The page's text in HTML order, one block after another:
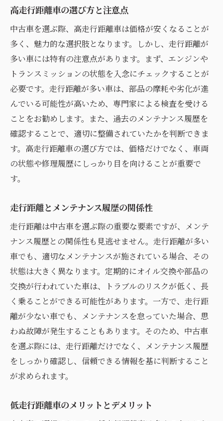
高走行距離車の選び方と注意点
中古車を選ぶ際、高走行距離車は価格が安くなることが
多く、魅力的な選択肢となります。しかし、走行距離が
多い車には特有の注意点があります。まず、エンジンや
トランスミッションの状態を入念にチェックすることが
必要です。走行距離が多い車は、部品の摩耗や劣化が進
んでいる可能性が高いため、専門家による検査を受ける
ことをお勧めします。また、過去のメンテナンス履歴を
確認することで、適切に整備されていたかを判断できま
す。高走行距離車の選び方では、価格だけでなく、車両
の状態や修理履歴にしっかり目を向けることが重要で
す。
走行距離とメンテナンス履歴の関係性
走行距離は中古車を選ぶ際の重要な要素ですが、メンテ
ナンス履歴との関係性も見逃せません。走行距離が多い
車でも、適切なメンテナンスが施されている場合、その
状態は大きく異なります。定期的にオイル交換や部品の
交換が行われていた車は、トラブルのリスクが低く、長
く乗ることができる可能性があります。一方で、走行距
離が少ない車でも、メンテナンスを怠っていた場合、思
わぬ故障が発生することもあります。そのため、中古車
を選ぶ際には、走行距離だけでなく、メンテナンス履歴
をしっかり確認し、信頼できる情報を基に判断すること
が求められます。
低走行距離車のメリットとデメリット